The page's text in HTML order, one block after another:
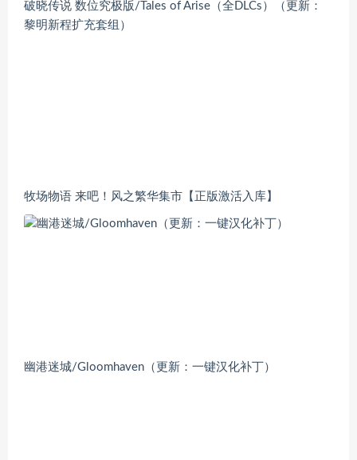
破晓传说 数位究极版/Tales of Arise（全DLCs）（更新：
黎明新程扩充套组）
牧场物语 来吧！风之繁华集市【正版激活入库】
幽港迷城/Gloomhaven（更新：一键汉化补丁）